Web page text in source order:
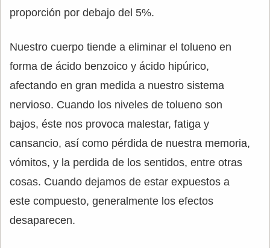
proporción por debajo del 5%.
Nuestro cuerpo tiende a eliminar el tolueno en
forma de ácido benzoico y ácido hipúrico,
afectando en gran medida a nuestro sistema
nervioso. Cuando los niveles de tolueno son
bajos, éste nos provoca malestar, fatiga y
cansancio, así como pérdida de nuestra memoria,
vómitos, y la perdida de los sentidos, entre otras
cosas. Cuando dejamos de estar expuestos a
este compuesto, generalmente los efectos
desaparecen.